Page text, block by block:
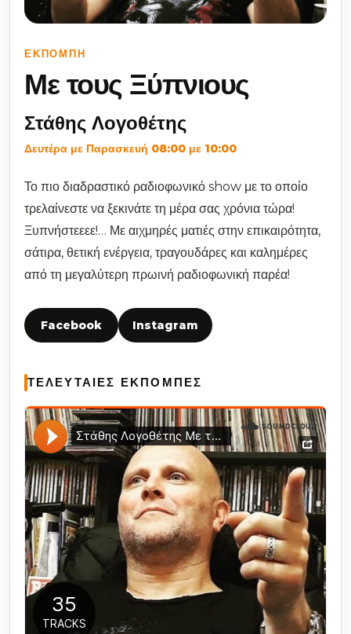
ΕΚΠΟΜΠΉ
Με τους Ξύπνιους
Στάθης Λογοθέτης
Δευτέρα με Παρασκευή 08:00 με 10:00
Το πιο διαδραστικό ραδιοφωνικό show με το οποίο
τρελαίνεστε να ξεκινάτε τη μέρα σας χρόνια τώρα!
Ξυπνήστεεεε!… Με αιχμηρές ματιές στην επικαιρότητα,
σάτιρα, θετική ενέργεια, τραγουδάρες και καλημέρες
από τη μεγαλύτερη πρωινή ραδιοφωνική παρέα!
Facebook Instagram
ΤΕΛΕΥΤΑΊΕΣ ΕΚΠΟΜΠΈΣ